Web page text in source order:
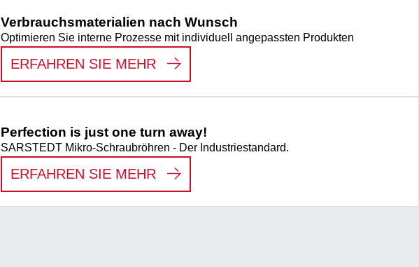
Verbrauchsmaterialien nach Wunsch
Optimieren Sie interne Prozesse mit individuell angepassten Produkten
ERFAHREN SIE MEHR VERBRAUCHSMATERIALIEN NACH
Perfection is just one turn away!
SARSTEDT Mikro-Schraubröhren - Der Industriestandard.
ERFAHREN SIE MEHR PERFECTION IS JUST ONE TURN